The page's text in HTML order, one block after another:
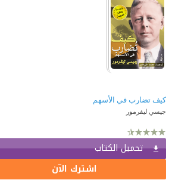
كيف تضارب في الأسهم
جيسي ليفرمور
تحميل الكتاب
اشترك الآن